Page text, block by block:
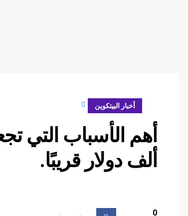
أخبار البيتكوين فبراير 27, 2024
ألف دولار قريبًا.